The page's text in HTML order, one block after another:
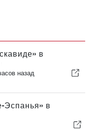
в
назад
Эспанья» в